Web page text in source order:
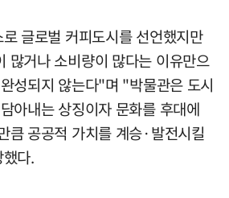
글로벌 커피도시를 선언했지만
많거나 소비량이 많다는 이유만으
성되지 않는다"며 "박물관은 도시
아내는 상징이자 문화를 후대에
큼 공공적 가치를 계승·발전시킬
다.